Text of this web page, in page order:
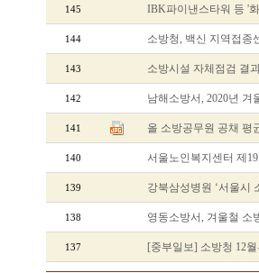
145 IBK파이낸스타워 등 '
144 소방청, 백신 지역접
143 소방시설 자체점검 결
142 남해소방서, 2020년 겨
141 올 소방공무원 공채 평
140 서울노인복지센터 제
139 강북삼성병원 ‘서울시
138 영동소방서, 겨울철 소
137 [중부일보] 소방청 12